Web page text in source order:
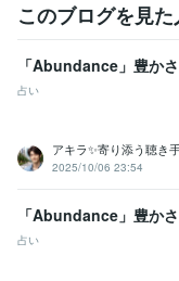
マーケティング / 広告・
カスタマーサポート・
営
経験年数 : 3年
ライフスタイル・その他
受賞歴
2025年3月✨ゴールド
チナランクに昇格でき
金融渉外技能審査（FP3
このブログを見
「Abundance」豊かさ
占い
アキラ✨寄り添う聴き
2025/10/06 23:54
「Abundance」豊かさ
占い